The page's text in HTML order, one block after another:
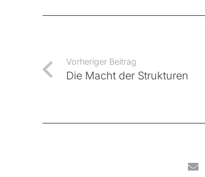
Vorheriger Beitrag
Die Macht der Strukturen